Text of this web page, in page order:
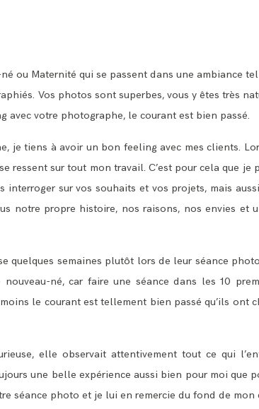
ou Maternité qui se passent dans une ambiance
Vos photos sont superbes, vous y êtes très
avec votre photographe, le courant est bien passé.
je tiens à avoir un bon feeling avec mes clients.
ressent sur tout mon travail. C’est pour cela que
interroger sur vos souhaits et vos projets, mais
notre propre histoire, nos raisons, nos envies et
quelques semaines plutôt lors de leur séance
né, car faire une séance dans les 10
le courant est tellement bien passé qu’ils ont
elle observait attentivement tout ce qui
une belle expérience aussi bien pour moi que
séance photo et je lui en remercie du fond de